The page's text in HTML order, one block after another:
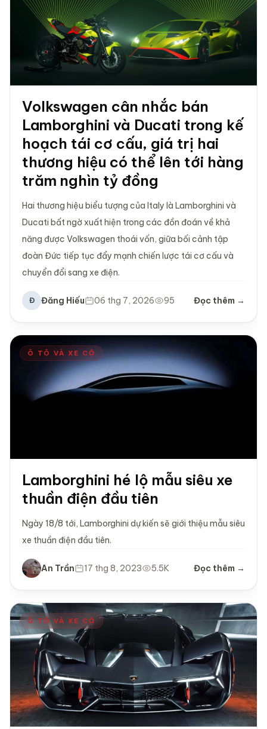
Volkswagen cân nhắc bán
Lamborghini và Ducati trong kế
hoạch tái cơ cấu, giá trị hai
thương hiệu có thể lên tới hàng
trăm nghìn tỷ đồng
Hai thương hiệu biểu tượng của Italy là Lamborghini và
Ducati bất ngờ xuất hiện trong các đồn đoán về khả
năng được Volkswagen thoái vốn, giữa bối cảnh tập
đoàn Đức tiếp tục đẩy mạnh chiến lược tái cơ cấu và
chuyển đổi sang xe điện.
Đ Đăng Hiếu 06 thg 7, 2026 95 Đọc thêm →
Ô TÔ VÀ XE CỘ
Lamborghini hé lộ mẫu siêu xe
thuần điện đầu tiên
Ngày 18/8 tới, Lamborghini dự kiến sẽ giới thiệu mẫu siêu
xe thuần điện đầu tiên.
An Trần 17 thg 8, 2023 5.5K Đọc thêm →
Ô TÔ VÀ XE CỘ